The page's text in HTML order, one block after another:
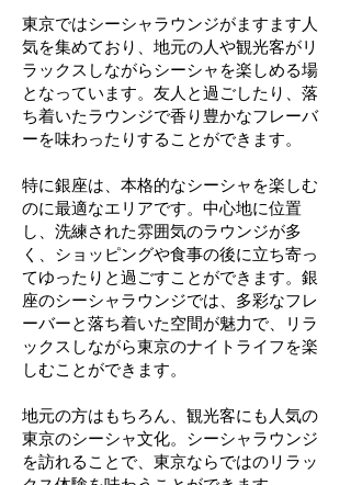
東京ではシーシャラウンジがますます人
気を集めており、地元の人や観光客がリ
ラックスしながらシーシャを楽しめる場
となっています。友人と過ごしたり、落
ち着いたラウンジで香り豊かなフレーバ
ーを味わったりすることができます。
特に銀座は、本格的なシーシャを楽しむ
のに最適なエリアです。中心地に位置
し、洗練された雰囲気のラウンジが多
く、ショッピングや食事の後に立ち寄っ
てゆったりと過ごすことができます。銀
座のシーシャラウンジでは、多彩なフレ
ーバーと落ち着いた空間が魅力で、リラ
ックスしながら東京のナイトライフを楽
しむことができます。
地元の方はもちろん、観光客にも人気の
東京のシーシャ文化。シーシャラウンジ
を訪れることで、東京ならではのリラッ